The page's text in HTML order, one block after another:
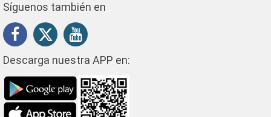
Síguenos también en
Descarga nuestra APP en: